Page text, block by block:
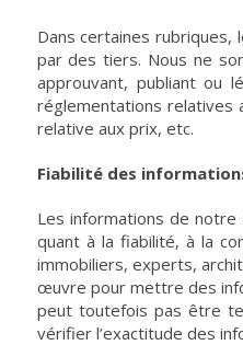
Dans certaines rubriques,
par des tiers. Nous ne
approuvant, publiant ou
réglementations relatives
relative aux prix, etc.
Fiabilité des
Les informations de
quant à la fiabilité, à la
immobiliers, experts,
œuvre pour mettre des
peut toutefois pas être
vérifier l’exactitude des